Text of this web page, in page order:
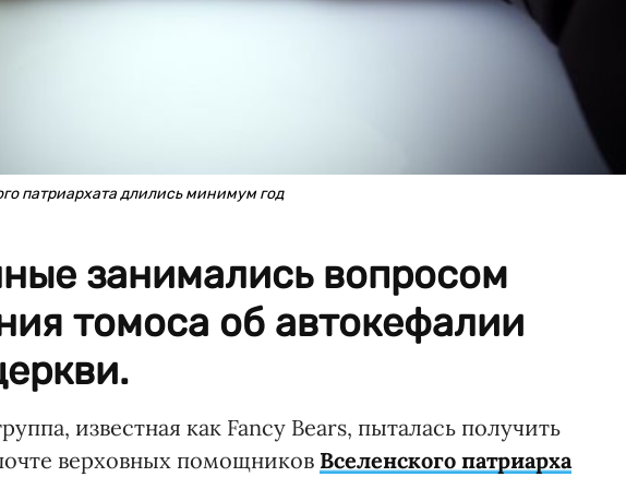
патриархата длились минимум год
занимались вопросом
томоса об автокефалии
известная как Fancy Bears, пыталась получить
верховных помощников Вселенского патриарха